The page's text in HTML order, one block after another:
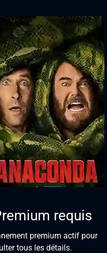
requis
premium actif pour
tous les détails.